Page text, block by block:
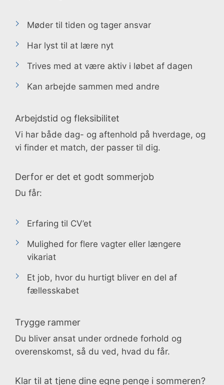
Møder til tiden og tager ansvar
Har lyst til at lære nyt
Trives med at være aktiv i løbet af dagen
Kan arbejde sammen med andre
Arbejdstid og fleksibilitet
Vi har både dag- og aftenhold på hverdage, og
vi finder et match, der passer til dig.
Derfor er det et godt sommerjob
Du får:
Erfaring til CV’et
Mulighed for flere vagter eller længere
vikariat
Et job, hvor du hurtigt bliver en del af
fællesskabet
Trygge rammer
Du bliver ansat under ordnede forhold og
overenskomst, så du ved, hvad du får.
Klar til at tjene dine egne penge i sommeren?